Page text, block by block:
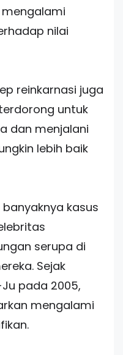
nilai
reinkarnasi juga
untuk
dan menjalani
lebih baik
kasus
serupa di
Sejak
pada 2005,
mengalami